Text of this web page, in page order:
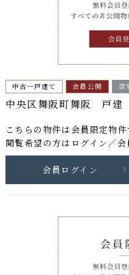
中古一戸建て 会員公開 空
中央区舞阪町舞阪 戸建
こちらの物件は 会員限定物件
閲覧希望の方はログイン／会
会員ログイン